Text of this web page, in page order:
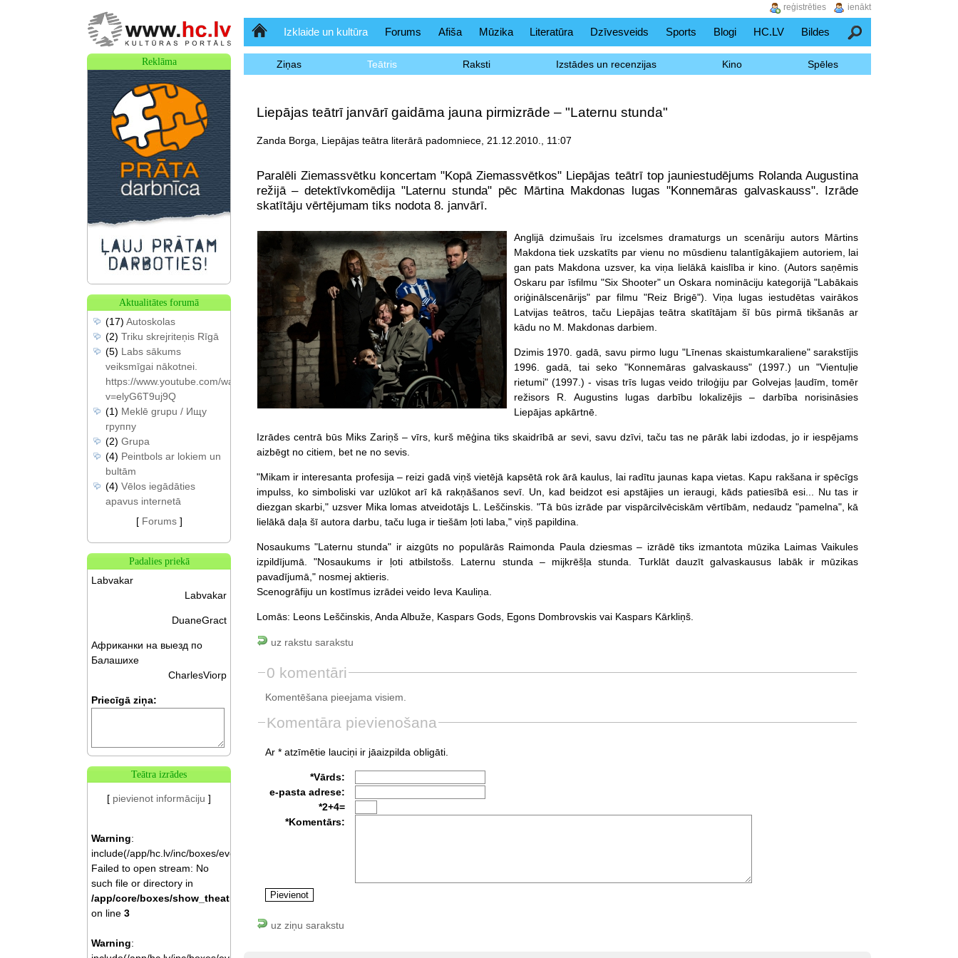
SākumlapaIzklaide un kultūra Forums Afiša Mūzika Literatūra Dzīvesveids Sports Blogi HC.LV Bildes Meklēšana
Ziņas Teātris Raksti Izstādes un recenzijas Kino Spēles
Liepājas teātrī janvārī gaidāma jauna pirmizrāde – "Laternu stunda"
Zanda Borga, Liepājas teātra literārā padomniece, 21.12.2010., 11:07
Paralēli Ziemassvētku koncertam "Kopā Ziemassvētkos" Liepājas teātrī top jauniestudējums Rolanda Augustina
režijā – detektīvkomēdija "Laternu stunda" pēc Mārtina Makdonas lugas "Konnemāras galvaskauss". Izrāde
skatītāju vērtējumam tiks nodota 8. janvārī.
Anglijā dzimušais īru izcelsmes dramaturgs un scenāriju autors Mārtins
Makdona tiek uzskatīts par vienu no mūsdienu talantīgākajiem autoriem, lai
gan pats Makdona uzsver, ka viņa lielākā kaislība ir kino. (Autors saņēmis
Oskaru par īsfilmu "Six Shooter" un Oskara nomināciju kategorijā "Labākais
oriģinālscenārijs" par filmu "Reiz Brigē"). Viņa lugas iestudētas vairākos
Latvijas teātros, taču Liepājas teātra skatītājam šī būs pirmā tikšanās ar
kādu no M. Makdonas darbiem.
Dzimis 1970. gadā, savu pirmo lugu "Līnenas skaistumkaraliene" sarakstījis
1996. gadā, tai seko "Konnemāras galvaskauss" (1997.) un "Vientuļie
rietumi" (1997.) - visas trīs lugas veido triloģiju par Golvejas ļaudīm, tomēr
režisors R. Augustins lugas darbību lokalizējis – darbība norisināsies
Liepājas apkārtnē.
Izrādes centrā būs Miks Zariņš – vīrs, kurš mēģina tiks skaidrībā ar sevi, savu dzīvi, taču tas ne pārāk labi izdodas, jo ir iespējams
aizbēgt no citiem, bet ne no sevis.
"Mikam ir interesanta profesija – reizi gadā viņš vietējā kapsētā rok ārā kaulus, lai radītu jaunas kapa vietas. Kapu rakšana ir spēcīgs
impulss, ko simboliski var uzlūkot arī kā rakņāšanos sevī. Un, kad beidzot esi apstājies un ieraugi, kāds patiesībā esi... Nu tas ir
diezgan skarbi," uzsver Mika lomas atveidotājs L. Leščinskis. "Tā būs izrāde par vispārcilvēciskām vērtībām, nedaudz "pamelna", kā
lielākā daļa šī autora darbu, taču luga ir tiešām ļoti laba," viņš papildina.
Nosaukums "Laternu stunda" ir aizgūts no populārās Raimonda Paula dziesmas – izrādē tiks izmantota mūzika Laimas Vaikules
izpildījumā. "Nosaukums ir ļoti atbilstošs. Laternu stunda – mijkrēšļa stunda. Turklāt dauzīt galvaskausus labāk ir mūzikas
pavadījumā," nosmej aktieris.
Scenogrāfiju un kostīmus izrādei veido Ieva Kauliņa.
Lomās: Leons Leščinskis, Anda Albuže, Kaspars Gods, Egons Dombrovskis vai Kaspars Kārkliņš.
uz rakstu sarakstu
0 komentāri
Komentēšana pieejama visiem.
Komentāra pievienošana
Ar * atzīmētie lauciņi ir jāaizpilda obligāti.
*Vārds:
e-pasta adrese:
*2+4=
*Komentārs:
uz ziņu sarakstu
Reklāma
Aktualitātes forumā
(17) Autoskolas
(2) Triku skrejriteņis Rīgā
(5) Labs sākums
veiksmīgai nākotnei.
https://www.youtube.com/watch?
v=elyG6T9uj9Q
(1) Meklē grupu / Ищу
группу
(2) Grupa
(4) Peintbols ar lokiem un
bultām
(4) Vēlos iegādāties
apavus internetā
[ Forums]
Padalies priekā
Labvakar
Labvakar
DuaneGract
Африканки на выезд по
Балашихе
CharlesViorp
Priecīgā ziņa:
Teātra izrādes
[ pievienot informāciju ]
Warning:
include(/app/hc.lv/inc/boxes/events.php):
Failed to open stream: No
such file or directory in
/app/core/boxes/show_theatre.php
on line 3
Warning:
ienākt
reģistrēties